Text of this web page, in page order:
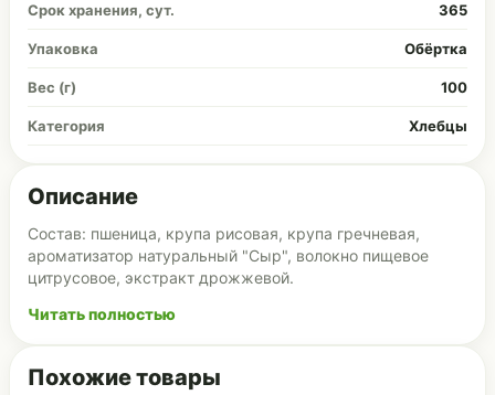
Срок хранения, сут. 365
Упаковка Обёртка
Вес (г) 100
Категория Хлебцы
Описание
Состав: пшеница, крупа рисовая, крупа гречневая,
ароматизатор натуральный "Сыр", волокно пищевое
цитрусовое, экстракт дрожжевой.
Читать полностью
Похожие товары